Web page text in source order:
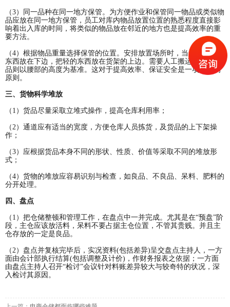
（3）同一品种在同一地方保管。为方便作业和保管同一物品或类似物
品应放在同一地方保管，员工对库内物品放置位置的熟悉程度直接影
响着出入库的时间，将类似的物品放在邻近的地方也是提高效率的重
要方法。
（4）根据物品重量选择保管的位置。安排放置场所时，当然要把重的
东西故在下边，把轻的东西放在货架的上边。需要人工搬运的大型物
品则以腰部的高度为基准。这对于提高效率、保证安全是一项重要的
原则。
三、货物科学堆放
（1）货品尽量采取立堆式操作，提高仓库利用率；
（2）通道应有适当的宽度，方便仓库人员拣货，及货品的上下架操
作；
（3）应根据货品本身不同的形状、性质、价值等采取不同的堆放形
式；
（4）货物的堆放应容易识别与检查，如良品、不良品、呆料、肥料的
分开处理。
四、盘点
（1）把仓储整顿和管理工作，在盘点中一并完成。尤其是在“预盘”阶
段，主仓应该放活料，呆料不要占据主仓位置，不管其贵贱。并且主
仓存放的一定是良品。
（2）盘点并复核完毕后，实况资料(包括差异)呈交盘点主持人，一方
面由会计部执行结算(包括调整及计价)，作财务报表之依据；一方面
由盘点主持人召开“检讨”会议针对料账差异较大与较奇特的状况，深
入检讨其原因。